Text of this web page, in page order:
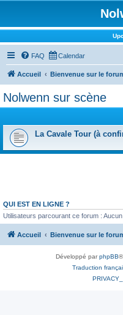
FAQ Calendar
Accueil Bienvenue sur le
Nolwenn sur scène
La Cavale Tour (à
QUI EST EN LIGNE ?
Utilisateurs parcourant ce forum :
Accueil Bienvenue sur le
Développé parphpBB
Traduction